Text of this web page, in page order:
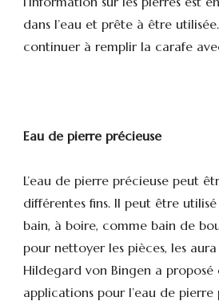
dans l’eau et prête à être
continuer à remplir la carafe
Eau de pierre précieuse
L’eau de pierre précieuse peut
différentes fins. Il peut être
bain, à boire, comme bain de
pour nettoyer les pièces, les
Hildegard von Bingen a proposé
applications pour l’eau de pierre